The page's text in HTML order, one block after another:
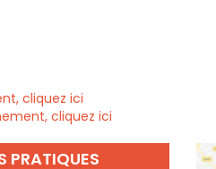
cliquez ici
cliquez ici
PRATIQUES